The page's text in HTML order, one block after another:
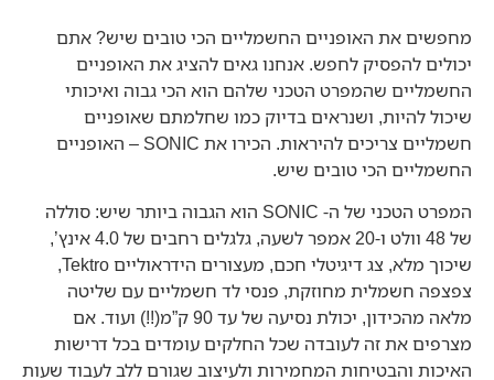
מחפשים את האופניים החשמליים הכי טובים שיש? אתם
יכולים להפסיק לחפש. אנחנו גאים להציג את האופניים
החשמליים שהמפרט הטכני שלהם הוא הכי גבוה ואיכותי
שיכול להיות, ושנראים בדיוק כמו שחלמתם שאופניים
חשמליים צריכים להיראות. הכירו את SONIC – האופניים
החשמליים הכי טובים שיש.
המפרט הטכני של ה- SONIC הוא הגבוה ביותר שיש: סוללה
של 48 וולט ו-20 אמפר לשעה, גלגלים רחבים של 4.0 אינץ’,
שיכוך מלא, צג דיגיטלי חכם, מעצורים הידראוליים Tektro,
צפצפה חשמלית מחוזקת, פנסי לד חשמליים עם שליטה
מלאה מהכידון, יכולת נסיעה של עד 90 ק”מ(!!) ועוד. אם
מצרפים את זה לעובדה שכל החלקים עומדים בכל דרישות
האיכות והבטיחות המחמירות ולעיצוב שגורם ללב לעבוד שעות